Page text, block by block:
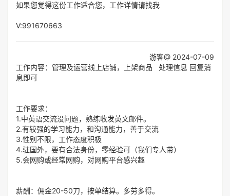
如果您觉得这份工作适合您，工作详情请找我
V:991670663
游客@ 2024-07-09
工作内容：管理及运营线上店铺，上架商品 处理信息 回复消
息即可
工作要求：
1.中英语交流没问题，熟练收发英文邮件。
2.有较强的学习能力，和沟通能力，善于交流
3.性别不限，工作态度积极
4.驻国外，要有合法身份，零经验可（我们专人带）
5.会网购或经常网购，对网购平台感兴趣
薪酬：佣金20-50刀，按单结算。多劳多得。